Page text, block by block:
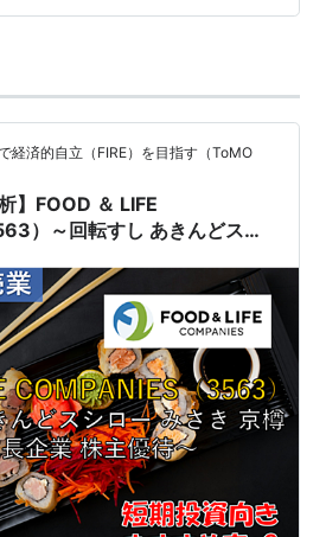
12月に優待廃止発表後、今年2月
紙」の選択肢があったのが、
するそう…
経済的自立（FIRE）を目指す（ToMO
】FOOD ＆ LIFE
）～回転すし あきんどスシ